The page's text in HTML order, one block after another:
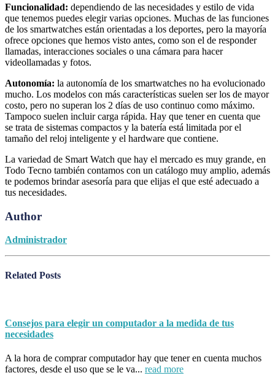
Funcionalidad: dependiendo de las necesidades y estilo de vida
que tenemos puedes elegir varias opciones. Muchas de las funciones
de los smartwatches están orientadas a los deportes, pero la mayoría
ofrece opciones que hemos visto antes, como son el de responder
llamadas, interacciones sociales o una cámara para hacer
videollamadas y fotos.
Autonomía: la autonomía de los smartwatches no ha evolucionado
mucho. Los modelos con más características suelen ser los de mayor
costo, pero no superan los 2 días de uso continuo como máximo.
Tampoco suelen incluir carga rápida. Hay que tener en cuenta que
se trata de sistemas compactos y la batería está limitada por el
tamaño del reloj inteligente y el hardware que contiene.
La variedad de Smart Watch que hay el mercado es muy grande, en
Todo Tecno también contamos con un catálogo muy amplio, además
te podemos brindar asesoría para que elijas el que esté adecuado a
tus necesidades.
Author
Administrador
Related Posts
Consejos para elegir un computador a la medida de tus
necesidades
A la hora de comprar computador hay que tener en cuenta muchos
factores, desde el uso que se le va... read more